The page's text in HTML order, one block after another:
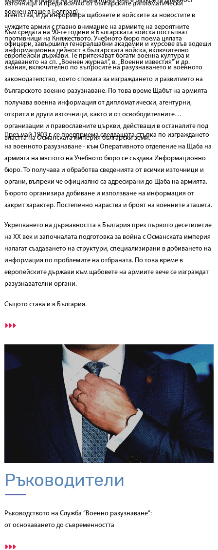
източници и преди всичко от българските дипломатически
агентства, и да информира щабовете и войските за новостите в
чуждите армии с главно внимание на армиите на вероятните
противници на Княжеството. Учебното бюро поема цялата
информационна дейност в българската войска, включително
издаването на сп. „Военен журнал”, в. „Военни известия” и др.
военен аташе в Белград).
Към средата на 90-те години в Българската войска постъпват
офицери, завършили генералщабни академии и курсове във водещи
европейски държави. Те притежават богати военна култура и
знания, включително по въпросите на разузнаването и военното
законодателство, което спомага за изграждането и развитието на
българското военно разузнаване. По това време Щабът на армията
получава военна информация от дипломатически, агентурни,
открити и други източници, както и от освободителните
организации и православните църкви, действащи в останалите под
властта на Османската империя български земи.
През май 1903 г. се предприема следващата стъпка по изграждането
на военното разузнаване - към Оперативното отделение на Щаба на
армията на мястото на Учебното бюро се създава Информационно
бюро. То получава и обработва сведенията от всички източници и
органи, въпреки че официално са адресирани до Щаба на армията.
Бюрото организира добиване и използване на информация от
закрит характер. Постепенно нараства и броят на военните аташета.
Укрепването на държавността в България през първото десетилетие
на XX век и започналата подготовка за война с Османската империя
налагат създаването на структури, специализирани в добиването на
информация по проблемите на отбраната. По това време в
европейските държави към щабовете на армиите вече се изграждат
разузнавателни органи.
Същото става и в България.
Ръководители
Ръководството на Служба “Военно разузнаване”:
от основаването до съвременността